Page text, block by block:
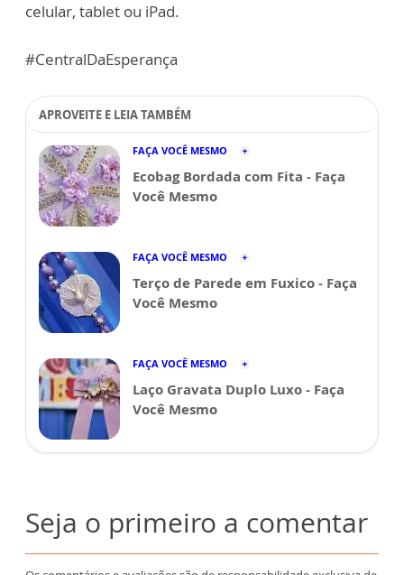
celular, tablet ou iPad.
#CentralDaEsperança
APROVEITE E LEIA TAMBÉM
FAÇA VOCÊ MESMO
Ecobag Bordada com Fita - Faça
Você Mesmo
FAÇA VOCÊ MESMO
Terço de Parede em Fuxico - Faça
Você Mesmo
FAÇA VOCÊ MESMO
Laço Gravata Duplo Luxo - Faça
Você Mesmo
Seja o primeiro a comentar